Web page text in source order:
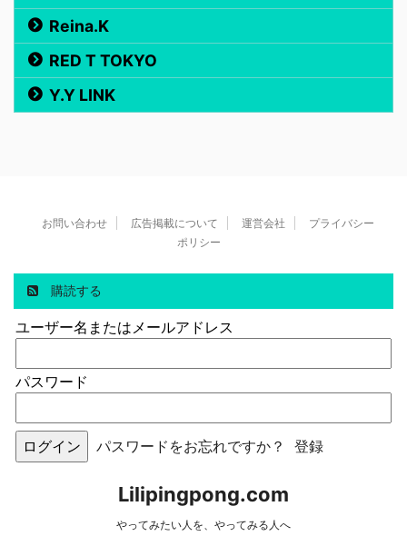
Reina.K
RED T TOKYO
Y.Y LINK
お問い合わせ 広告掲載について 運営会社
プライバシー
ポリシー
購読する
ユーザー名またはメールアドレス
パスワード
パスワードをお忘れですか？ 登録
Lilipingpong.com
やってみたい人を、やってみる人へ